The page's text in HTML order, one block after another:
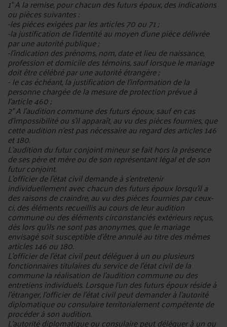
1° A la remise, pour chacun des futurs époux, des indications
ou pièces suivantes :
-les pièces exigées par les articles 70 ou 71 ;
-la justification de l'identité au moyen d'une pièce délivrée
par une autorité publique ;
-l'indication des prénoms, nom, date et lieu de naissance,
profession et domicile des témoins, sauf lorsque le mariage
doit être célébré par une autorité étrangère ;
- le cas échéant, la justification de l'information de la
personne chargée de la mesure de protection prévue à
l'article 460 ;
2° A l'audition commune des futurs époux, sauf en cas
d'impossibilité ou s'il apparaît, au vu des pièces fournies, que
cette audition n'est pas nécessaire au regard des articles 146
et 180.
L'audition du futur conjoint mineur se fait hors la présence
de ses père et mère ou de son représentant légal et de son
futur conjoint.
L'officier de l'état civil demande à s'entretenir
individuellement avec chacun des futurs époux lorsqu'il a
des raisons de craindre, au vu des pièces fournies par ceux-
ci, des éléments recueillis au cours de leur audition
commune ou des éléments circonstanciés extérieurs reçus,
dès lors qu'ils ne sont pas anonymes, que le mariage
envisagé soit susceptible d'être annulé au titre des mêmes
articles 146 ou 180.
L'officier de l'état civil peut déléguer à un ou plusieurs
fonctionnaires titulaires du service de l'état civil de la
commune la réalisation de l'audition commune ou des
entretiens individuels. Lorsque l'un des futurs époux réside à
l'étranger, l'officier de l'état civil peut demander à l'autorité
diplomatique ou consulaire territorialement compétente de
procéder à son audition.
L'autorité diplomatique ou consulaire peut déléguer à un ou